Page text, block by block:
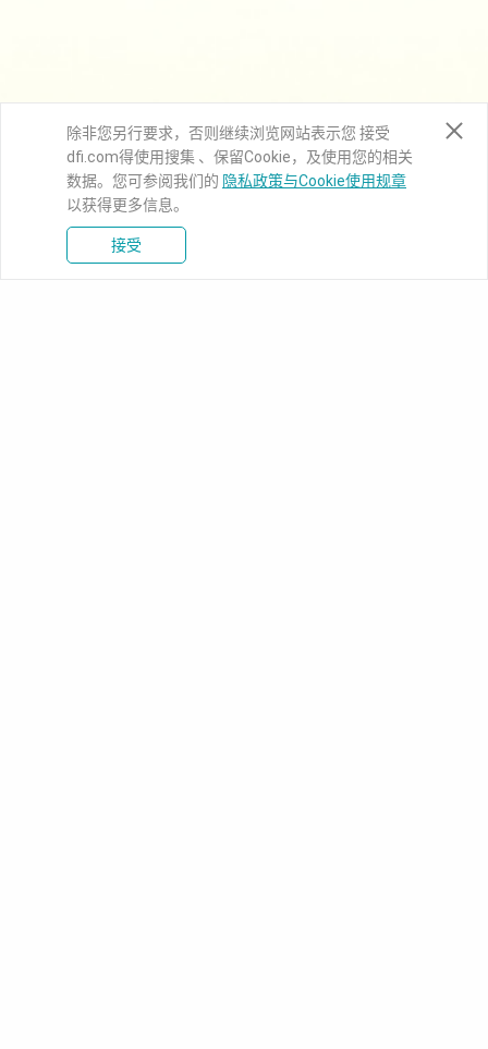
除非您另行要求，否则继续浏览网站表示您 接受
dfi.com得使用搜集 、保留Cookie，及使用您的相关
数据。您可参阅我们的 隐私政策与Cookie使用规章
以获得更多信息。
接受